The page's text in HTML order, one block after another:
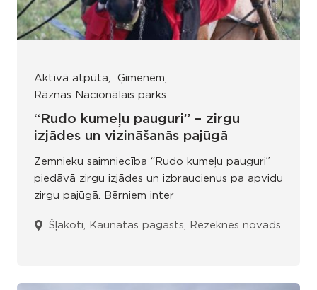
Aktīvā atpūta
Ģimenēm
Rāznas Nacionālais parks
“Rudo kumeļu pauguri” – zirgu
izjādes un vizināšanās pajūgā
Zemnieku saimniecība “Rudo kumeļu pauguri”
piedāvā zirgu izjādes un izbraucienus pa apvidu
zirgu pajūgā. Bērniem inter
Šļakoti, Kaunatas pagasts, Rēzeknes novads